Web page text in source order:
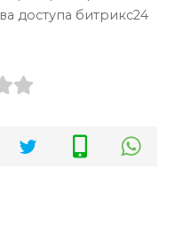
доступа битрикс24